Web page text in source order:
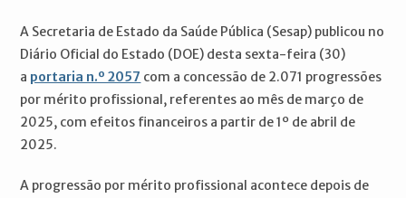
A Secretaria de Estado da Saúde Pública (Sesap) publicou no
Diário Oficial do Estado (DOE) desta sexta-feira (30)
a portaria n.º 2057 com a concessão de 2.071 progressões
por mérito profissional, referentes ao mês de março de
2025, com efeitos financeiros a partir de 1º de abril de
2025.
A progressão por mérito profissional acontece depois de